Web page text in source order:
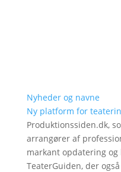
Nyheder og navne
Ny platform for
Produktionssiden.dk,
arrangører af
markant opdatering
TeaterGuiden, der